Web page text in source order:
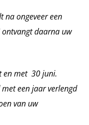
na ongeveer een
ontvangt daarna uw
en met 30 juni.
een jaar verlengd
van uw